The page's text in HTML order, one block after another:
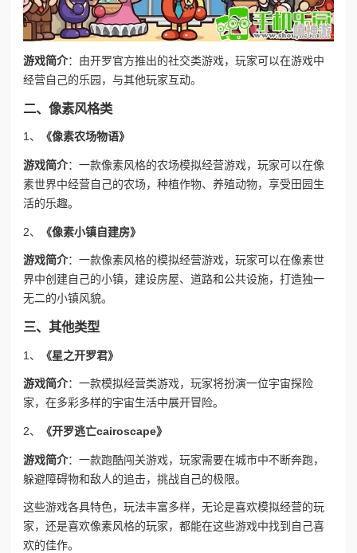
游戏简介：由开罗官方推出的社交类游戏，玩家可以在游戏中
经营自己的乐园，与其他玩家互动。
二、像素风格类
1、 《像素农场物语》
游戏简介：一款像素风格的农场模拟经营游戏，玩家可以在像
素世界中经营自己的农场，种植作物、养殖动物，享受田园生
活的乐趣。
2、 《像素小镇自建房》
游戏简介：一款像素风格的模拟经营游戏，玩家可以在像素世
界中创建自己的小镇，建设房屋、道路和公共设施，打造独一
无二的小镇风貌。
三、其他类型
1、 《星之开罗君》
游戏简介：一款模拟经营类游戏，玩家将扮演一位宇宙探险
家，在多彩多样的宇宙生活中展开冒险。
2、 《开罗逃亡cairoscape》
游戏简介：一款跑酷闯关游戏，玩家需要在城市中不断奔跑，
躲避障碍物和敌人的追击，挑战自己的极限。
这些游戏各具特色，玩法丰富多样，无论是喜欢模拟经营的玩
家，还是喜欢像素风格的玩家，都能在这些游戏中找到自己喜
欢的佳作。